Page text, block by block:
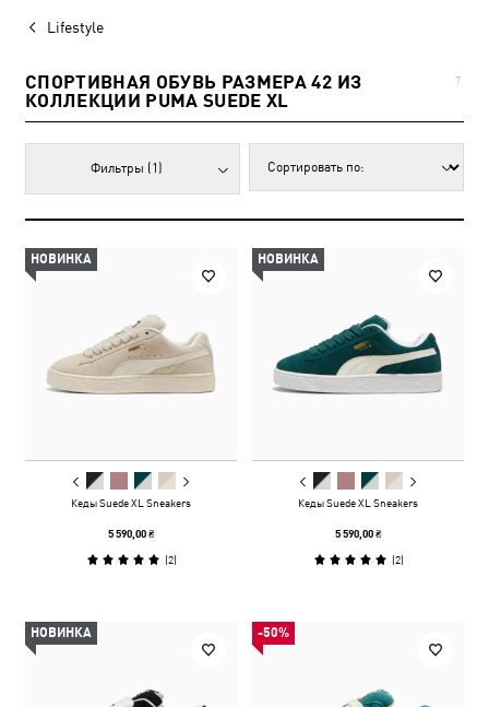
Lifestyle
СПОРТИВНАЯ ОБУВЬ РАЗМЕРА 42 ИЗ
КОЛЛЕКЦИИ PUMA SUEDE XL
7
Фильтры (1)
НОВИНКА
Кеды Suede XL Sneakers
5 590,00 ₴
(2)
НОВИНКА
Кеды Suede XL Sneakers
5 590,00 ₴
(2)
НОВИНКА -50%